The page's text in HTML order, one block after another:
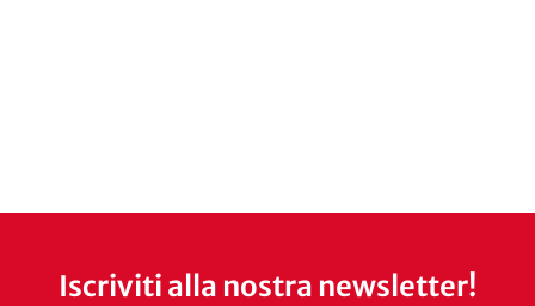
Iscriviti alla nostra newsletter!